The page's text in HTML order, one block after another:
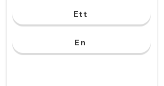
Ett
En